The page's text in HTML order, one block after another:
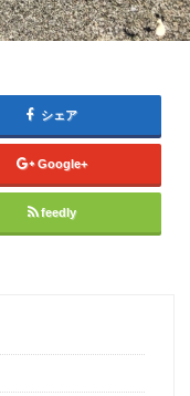
シェア
Google+
feedly